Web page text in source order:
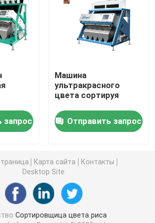
цвета специи
цвета
сортировщица цвета
цвета пояса
сортируя машина
запрос
Машина
ультракрасного
цвета сортируя
Отправить запрос
Карта сайта
Контакты
Desktop Site
Сортировщица цвета риса